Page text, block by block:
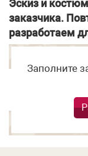
Эскиз и
заказчика.
разработаем
Заполните